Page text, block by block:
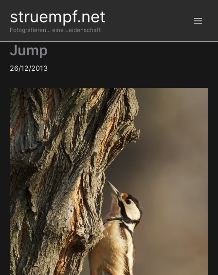
Inhalt
springen
struempf.net
Fotografieren... eine Leidenschaft
Jump
26/12/2013